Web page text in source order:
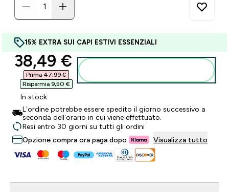
15% EXTRA SUI CAPI ESTIVI ESSENZIALI
discounted price
38,49 €‎
Prima 47,99 €‎
Risparmia 9,50 €‎
In stock
L’ordine potrebbe essere spedito il giorno successivo a
seconda dell’orario in cui viene effettuato.
Resi entro 30 giorni su tutti gli ordini
Opzione compra ora paga dopo
Visualizza tutto